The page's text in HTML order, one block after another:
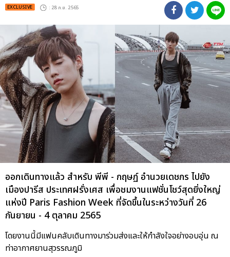
EXCLUSIVE : 28 ก.ย. 2565
ออกเดินทางแล้ว สำหรับ พีพี - กฤษฏ์ อำนวยเดชกร ไปยัง
เมืองปารีส ประเทศฝรั่งเศส เพื่อชมงานแฟชั่นโชว์สุดยิ่งใหญ่
แห่งปี Paris Fashion Week ที่จัดขึ้นในระหว่างวันที่ 26
กันยายน - 4 ตุลาคม 2565
โดยงานนี้มีแฟนคลับเดินทางมาร่วมส่งและให้กำลังใจอย่างอบอุ่น ณ
ท่าอากาศยานสุวรรณภูมิ